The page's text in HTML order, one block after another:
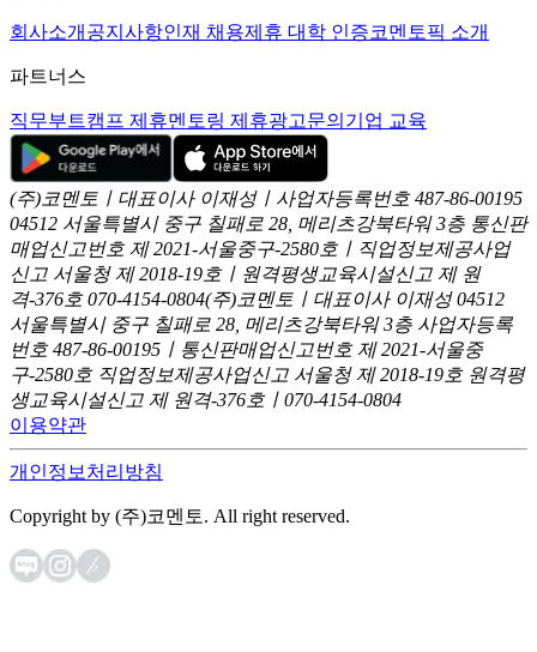
회사소개 공지사항인재 채용제휴 대학 인증코멘토픽 소개
파트너스
직무부트캠프 제휴멘토링 제휴광고문의 기업 교육
(주)코멘토ㅣ대표이사 이재성ㅣ사업자등록번호 487-86-00195
04512 서울특별시 중구 칠패로 28, 메리츠강북타워 3층 통신판
매업신고번호 제 2021-서울중구-2580호ㅣ직업정보제공사업
신고 서울청 제 2018-19호ㅣ원격평생교육시설신고 제 원
격-376호 070-4154-0804(주)코멘토ㅣ대표이사 이재성 04512
서울특별시 중구 칠패로 28, 메리츠강북타워 3층 사업자등록
번호 487-86-00195ㅣ통신판매업신고번호 제 2021-서울중
구-2580호 직업정보제공사업신고 서울청 제 2018-19호 원격평
생교육시설신고 제 원격-376호ㅣ070-4154-0804
이용약관
개인정보처리방침
Copyright by (주)코멘토. All right reserved.